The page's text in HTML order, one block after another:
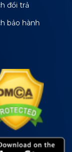
đổi trả
bảo hành